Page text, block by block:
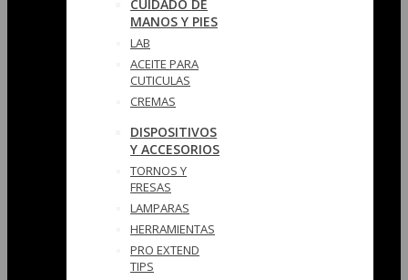
CUIDADO DE
MANOS Y PIES
LAB
ACEITE PARA
CUTICULAS
CREMAS
DISPOSITIVOS
Y ACCESORIOS
TORNOS Y
FRESAS
LAMPARAS
HERRAMIENTAS
PRO EXTEND
TIPS